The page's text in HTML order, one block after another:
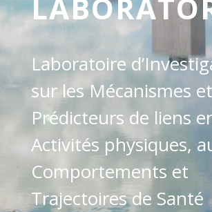
Laboratoire
sur les Mécanismes et
Prédicteurs de liens
Activités physiques,
Comportements et
Trajectoires de Santé